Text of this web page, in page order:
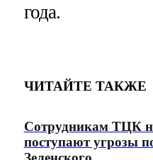
года.
ЧИТАЙТЕ ТАКЖЕ
Сотрудникам ТЦК
поступают угрозы